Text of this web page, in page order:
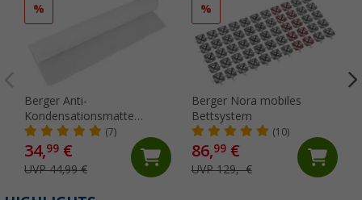
%
Berger Anti-
Kondensationsmatte
200x100cm
(7)
34,99 €
UVP 44,99 €
%
Berger Nora mobiles
Bettsystem
(10)
86,99€
UVP 129,- €